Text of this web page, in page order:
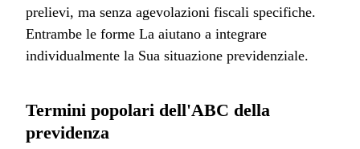
prelievi, ma senza agevolazioni fiscali specifiche.
Entrambe le forme La aiutano a integrare
individualmente la Sua situazione previdenziale.
Termini popolari dell'ABC della
previdenza